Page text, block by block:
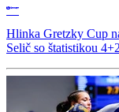
Hlinka Gretzky Cup
Selič so štatistikou 4+2